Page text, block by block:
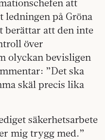
att
ledningen på Gröna
att den inte
över
olyckan bevisligen
”Det ska
skäl precis lika
säkerhetsarbete
mig trygg med.”